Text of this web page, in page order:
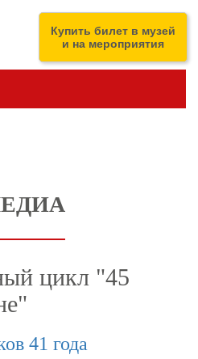
ENG
Купить билет в музей
и на мероприятия
цикл "45
41 года